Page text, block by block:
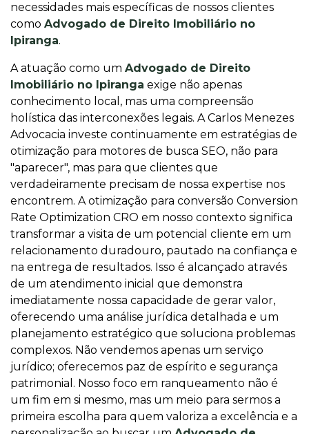
necessidades mais específicas de nossos clientes
como Advogado de Direito Imobiliário no
Ipiranga.
A atuação como um Advogado de Direito
Imobiliário no Ipiranga exige não apenas
conhecimento local, mas uma compreensão
holística das interconexões legais. A Carlos Menezes
Advocacia investe continuamente em estratégias de
otimização para motores de busca SEO, não para
"aparecer", mas para que clientes que
verdadeiramente precisam de nossa expertise nos
encontrem. A otimização para conversão Conversion
Rate Optimization CRO em nosso contexto significa
transformar a visita de um potencial cliente em um
relacionamento duradouro, pautado na confiança e
na entrega de resultados. Isso é alcançado através
de um atendimento inicial que demonstra
imediatamente nossa capacidade de gerar valor,
oferecendo uma análise jurídica detalhada e um
planejamento estratégico que soluciona problemas
complexos. Não vendemos apenas um serviço
jurídico; oferecemos paz de espírito e segurança
patrimonial. Nosso foco em ranqueamento não é
um fim em si mesmo, mas um meio para sermos a
primeira escolha para quem valoriza a excelência e a